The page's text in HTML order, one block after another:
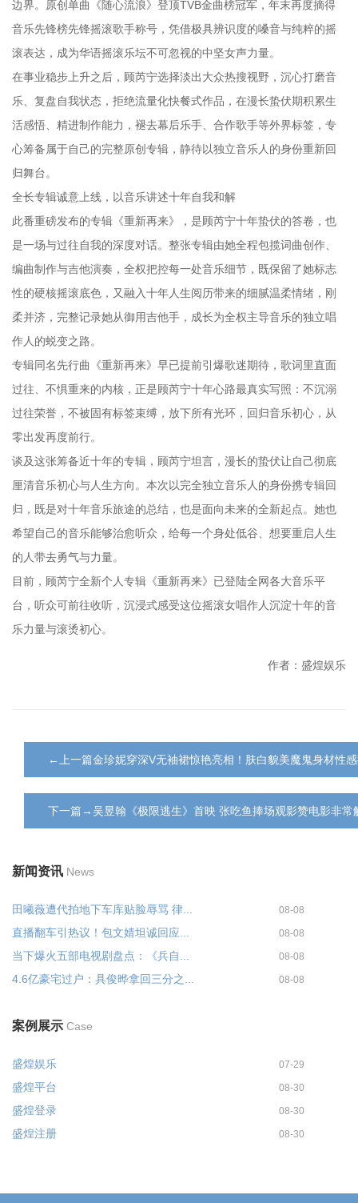
边界。原创单曲《随心流浪》登顶TVB金曲榜冠军，年末再度摘得
音乐先锋榜先锋摇滚歌手称号，凭借极具辨识度的嗓音与纯粹的摇
滚表达，成为华语摇滚乐坛不可忽视的中坚女声力量。
在事业稳步上升之后，顾芮宁选择淡出大众热搜视野，沉心打磨音
乐、复盘自我状态，拒绝流量化快餐式作品，在漫长蛰伏期积累生
活感悟、精进制作能力，褪去幕后乐手、合作歌手等外界标签，专
心筹备属于自己的完整原创专辑，静待以独立音乐人的身份重新回
归舞台。
全长专辑诚意上线，以音乐讲述十年自我和解
此番重磅发布的专辑《重新再来》，是顾芮宁十年蛰伏的答卷，也
是一场与过往自我的深度对话。整张专辑由她全程包揽词曲创作、
编曲制作与吉他演奏，全权把控每一处音乐细节，既保留了她标志
性的硬核摇滚底色，又融入十年人生阅历带来的细腻温柔情绪，刚
柔并济，完整记录她从御用吉他手，成长为全权主导音乐的独立唱
作人的蜕变之路。
专辑同名先行曲《重新再来》早已提前引爆歌迷期待，歌词里直面
过往、不惧重来的内核，正是顾芮宁十年心路最真实写照：不沉溺
过往荣誉，不被固有标签束缚，放下所有光环，回归音乐初心，从
零出发再度前行。
谈及这张筹备近十年的专辑，顾芮宁坦言，漫长的蛰伏让自己彻底
厘清音乐初心与人生方向。本次以完全独立音乐人的身份携专辑回
归，既是对十年音乐旅途的总结，也是面向未来的全新起点。她也
希望自己的音乐能够治愈听众，给每一个身处低谷、想要重启人生
的人带去勇气与力量。
目前，顾芮宁全新个人专辑《重新再来》已登陆全网各大音乐平
台，听众可前往收听，沉浸式感受这位摇滚女唱作人沉淀十年的音
乐力量与滚烫初心。
作者：盛煌娱乐
←上一篇金珍妮穿深V无袖裙惊艳亮相！肤白貌美魔鬼身材性
下一篇→吴昱翰《极限逃生》首映 张吃鱼捧场观影赞电影非常
新闻资讯 News
田曦薇遭代拍地下车库贴脸辱骂 律... 08-08
直播翻车引热议！包文婧坦诚回应... 08-08
当下爆火五部电视剧盘点：《兵自... 08-08
4.6亿豪宅过户：具俊晔拿回三分之... 08-08
案例展示 Case
盛煌娱乐 07-29
盛煌平台 08-30
盛煌登录 08-30
盛煌注册 08-30